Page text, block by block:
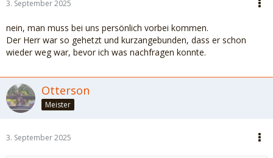
3. September 2025
nein, man muss bei uns persönlich vorbei kommen.
Der Herr war so gehetzt und kurzangebunden, dass er schon
wieder weg war, bevor ich was nachfragen konnte.
Otterson
Meister
3. September 2025